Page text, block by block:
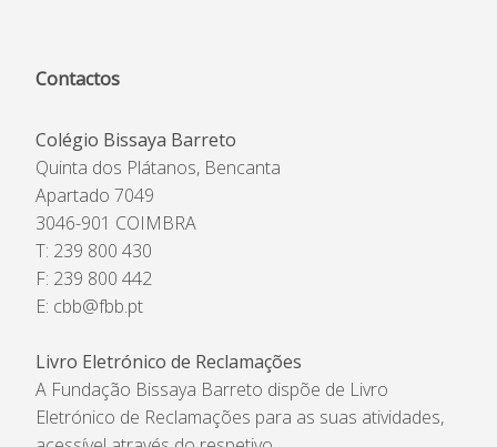
Contactos
Colégio Bissaya Barreto
Quinta dos Plátanos, Bencanta
Apartado 7049
3046-901 COIMBRA
T: 239 800 430
F: 239 800 442
E: cbb@fbb.pt
Livro Eletrónico de Reclamações
A Fundação Bissaya Barreto dispõe de Livro
Eletrónico de Reclamações para as suas atividades,